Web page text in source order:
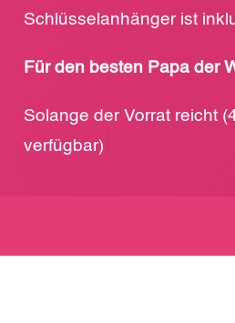
Schlüsselanhänger ist
Für den besten Papa der
Solange der Vorrat reicht
verfügbar)